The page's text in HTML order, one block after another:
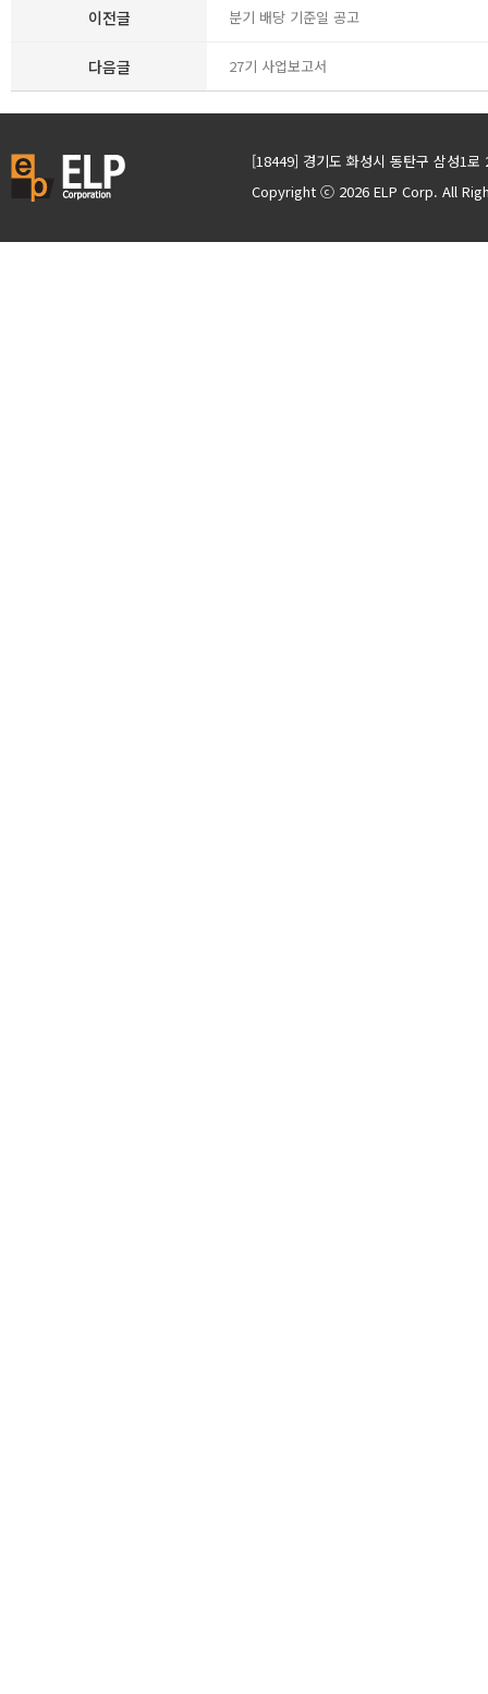
이전글 분기 배당 기준일 공고
다음글 27기 사업보고서
[18449] 경기도 화성시 동탄구 삼성1
Copyright ⓒ 2026 ELP Corp. All